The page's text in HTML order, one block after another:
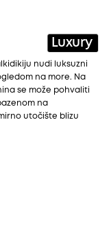
Luxury
nudi luksuzni
na more. Na
se može pohvaliti
na
utočište blizu